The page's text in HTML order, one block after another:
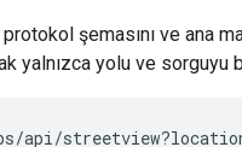
protokol şemasını ve ana
yalnızca yolu ve sorguyu
api/